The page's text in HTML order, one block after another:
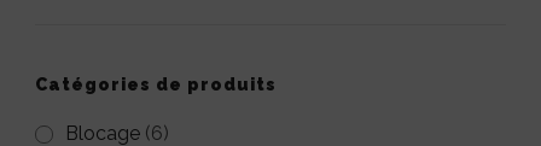
peuvent
être
Catégories de produits
Blocage (6)